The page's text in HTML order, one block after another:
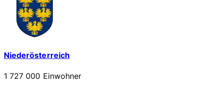
Niederösterreich
1 727 000 Einwohner